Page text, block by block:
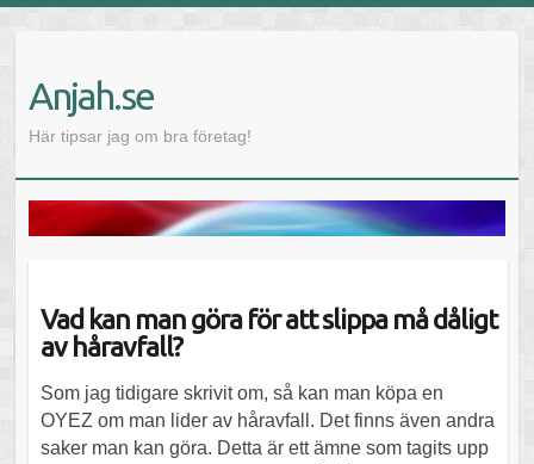
Anjah.se
Här tipsar jag om bra företag!
Vad kan man göra för att slippa må dåligt
av håravfall?
Som jag tidigare skrivit om, så kan man köpa en
OYEZ om man lider av håravfall. Det finns även andra
saker man kan göra. Detta är ett ämne som tagits upp